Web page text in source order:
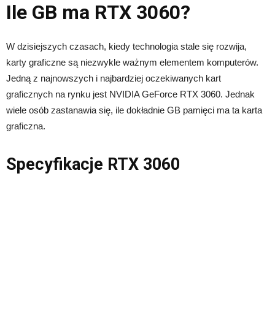
Ile GB ma RTX 3060?
W dzisiejszych czasach, kiedy technologia stale się rozwija,
karty graficzne są niezwykle ważnym elementem komputerów.
Jedną z najnowszych i najbardziej oczekiwanych kart
graficznych na rynku jest NVIDIA GeForce RTX 3060. Jednak
wiele osób zastanawia się, ile dokładnie GB pamięci ma ta karta
graficzna.
Specyfikacje RTX 3060